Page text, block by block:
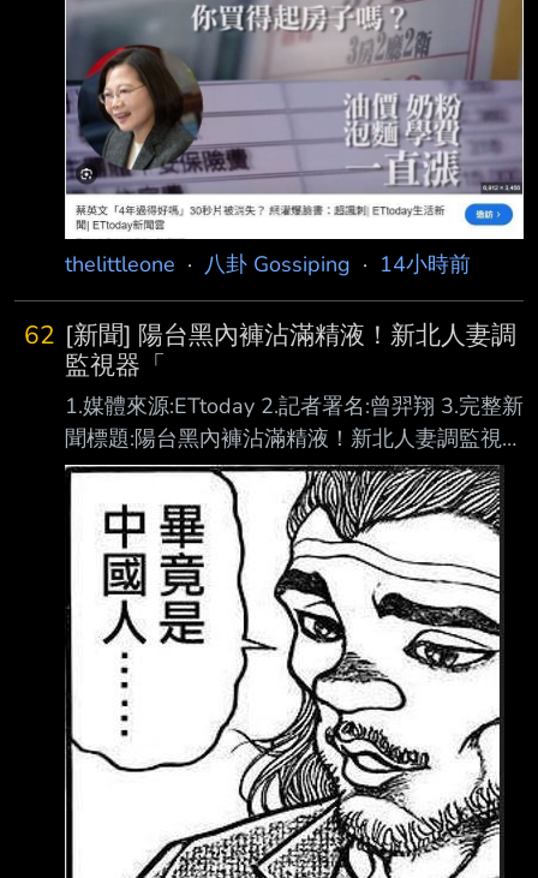
thelittleone · 八卦 Gossiping · 14小時前
62 [新聞] 陽台黑內褲沾滿精液！新北人妻調
監視器「
1.媒體來源:ETtoday 2.記者署名:曾羿翔 3.完整新
聞標題:陽台黑內褲沾滿精液！新北人妻調監視器
「發現兇手」崩潰：竟是他 4.完整新聞內文: 記
者曾羿翔／綜合報導 新北市土城區一名人妻今
年3月間發現，原本晾曬在住家陽台的黑色內褲
疑遭人取走，之 後更沾有大量精液，察覺情況
有異後隨即調閱住家監視器查看，沒想到竟發現
涉事者竟是 同住之「丈夫的爺爺」。女子事後
氣憤報警並提出告訴，全案經新北地檢署偵辦
後，日前 偵查終結。 趁家中無人取走衣物 事
後再掛回原處 綜合媒體報導，檢警調查，涉案
男子與孫媳一同居住在